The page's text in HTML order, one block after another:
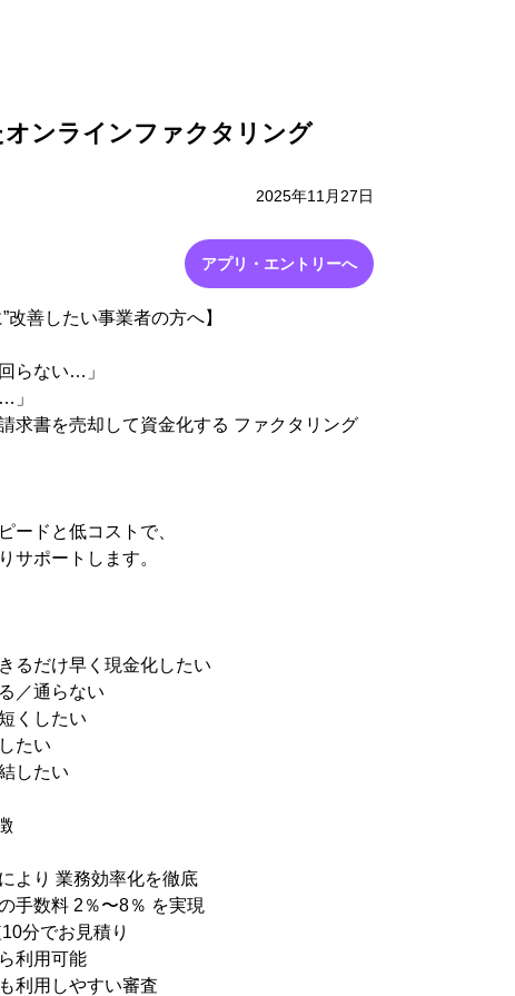
ンラインファクタリング
2025年11月27日
アプリ・エントリーへ
改善したい事業者の方へ】
らない…」
」
求書を売却して資金化する ファクタリング
ードと低コストで、
サポートします。
るだけ早く現金化したい
／通らない
くしたい
たい
したい
より 業務効率化を徹底
手数料 2％〜8％ を実現
分でお見積り
利用可能
利用しやすい審査